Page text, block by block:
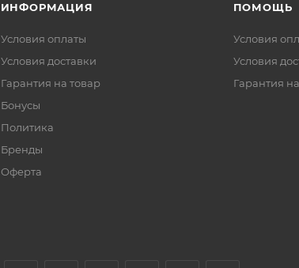
ИНФОРМАЦИЯ
Условия оплаты
Условия доставки
Гарантия на товар
Бонусы
Политика
Бренды
Оферта
ПОМОЩЬ
Условия
Условия
Гарантия